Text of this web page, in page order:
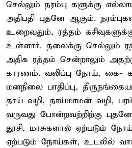
செல்லும் நரம்பு களுக்கு
அதிபதி புதனே ஆகும்.
உறைவதும், ரத்தம்
உள்ளார். தலைக்கு செல்லும்
அதிக ரத்தம் சென்றாலும்
காரணம். வலிப்பு நோய், கை-
மனநிலை பாதிப்பு,
தாய் வழி, தாய்மாமன் வழி,
வருவது போன்றவற்றிற்கு
தூசி, மாசுகளால் ஏற்படும்
ஏற்படும் நோய்கள், உடலில்